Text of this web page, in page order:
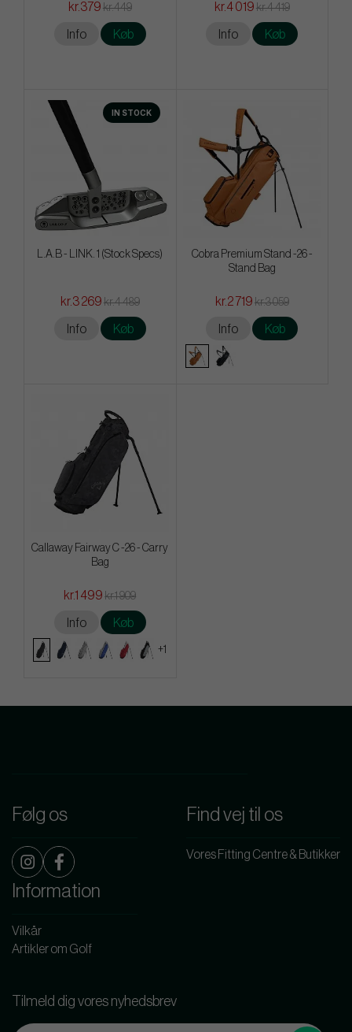
kr.379 kr.449
Info Køb
kr.4 019 kr.4 419
Info Køb
IN STOCK
L.A.B - LINK. 1 (Stock Specs)
kr.3 269 kr.4 489
Info Køb
Cobra Premium Stand -26 -
Stand Bag
kr.2 719 kr.3 059
Info Køb
Callaway Fairway C -26 - Carry
Bag
kr.1 499 kr.1 909
Info Køb
+1
Følg os Find vej til os
Vores Fitting Centre & Butikker
Information
Vilkår
Artikler om Golf
Tilmeld dig vores nyhedsbrev